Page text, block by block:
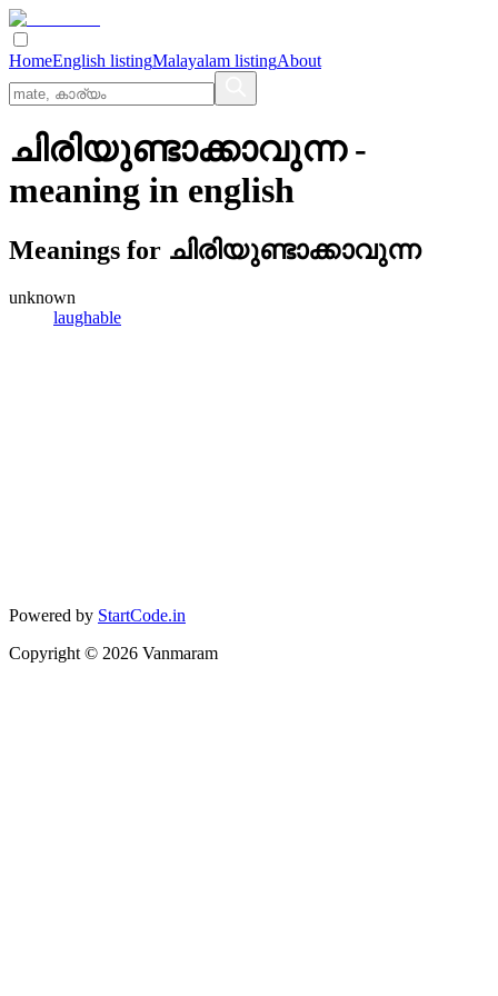
HomeEnglish listingMalayalam listingAbout
ചിരിയുണ്ടാക്കാവുന്ന-
meaning in english
Meanings for ചിരിയുണ്ടാക്കാവുന്ന
unknown
laughable
Powered by StartCode.in
Copyright © 2026 Vanmaram